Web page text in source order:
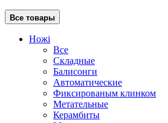
Все товары
Ножі
Все
Складные
Балисонги
Автоматические
Фиксированым клинком
Метательные
Керамбиты